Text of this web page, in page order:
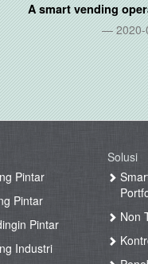
A smart vending
Pintar
Pintar
Pintar
Industri
Solusi
Non